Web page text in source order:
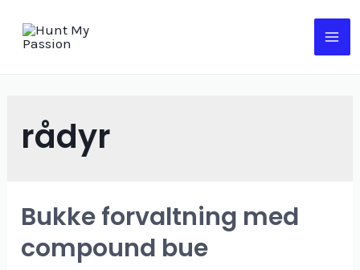
rådyr
Bukke forvaltning med
compound bue